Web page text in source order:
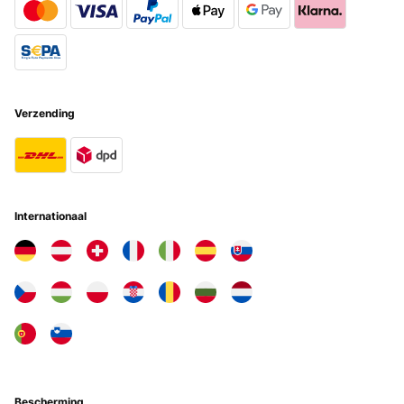
Materiais sólidos, limpeza fácil. Usei uma dúzia de vezes no
espaço de 3 semanas, e ainda só com carne, sempre satisfeito.
Experimentei uma vez fazer torradas mas tem de se usar os níveis
mais baixos e com temperatura baixa, senão a torrada fica preta
em 10seg! Notei alguma imperfeição de acabamentos nos topos
redundância até dá jeito. Se pensa comprar para dentro de casa -
desencorajar esse cenário (eu experimentei). Mas fica facilmente
numa varanda, o calor gerado está concentrado na boca do forno,
as laterais, traseira e topo estão bem isolados. Boa alternativa para
Aprovado.
Usuario/a de amazon
man sein Steak in knapp 4-5 Minuten perfekt gegrillt. Es hat außen
Verzending
Internationaal